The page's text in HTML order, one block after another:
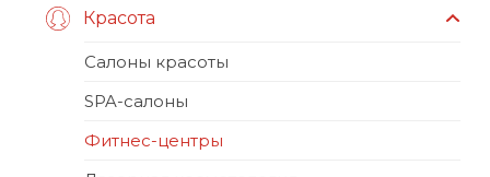
Красота
Салоны красоты
SPA-салоны
Фитнес-центры